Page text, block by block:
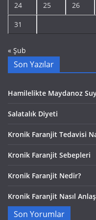
24 25 26
31
« Şub
Son Yazılar
Hamilelikte Maydanoz
Salatalık Diyeti
Kronik Faranjit Tedavisi
Kronik Faranjit Sebepleri
Kronik Faranjit Nedir?
Kronik Faranjit Nasıl
Son Yorumlar